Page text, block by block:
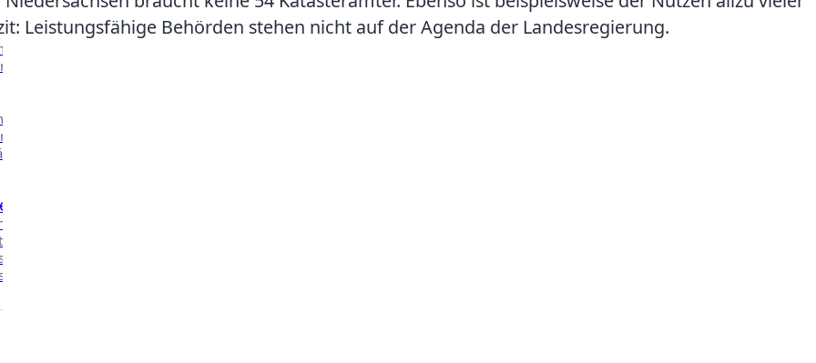
in
über
den
des
Leistungsfähige Behörden stehen nicht auf der Agenda der Landesregierung.